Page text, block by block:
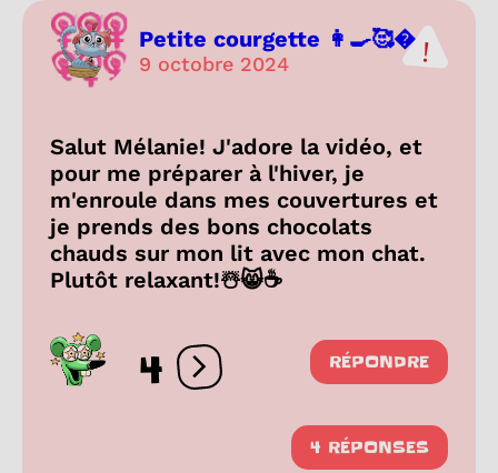
Petite courgette 👩‍🍳🥰...
9 octobre 2024
Salut Mélanie! J'adore la vidéo, et
pour me préparer à l'hiver, je
m'enroule dans mes couvertures et
je prends des bons chocolats
chauds sur mon lit avec mon chat.
Plutôt relaxant!☃️😸☕
4 Ouvrir les réactions
RÉPONDRE
4 RÉPONSES